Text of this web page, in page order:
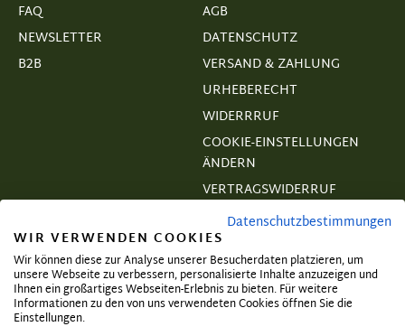
FAQ
NEWSLETTER
B2B
AGB
DATENSCHUTZ
VERSAND & ZAHLUNG
URHEBERECHT
WIDERRRUF
COOKIE-EINSTELLUNGEN
ÄNDERN
VERTRAGSWIDERRUF
Abonnieren und exklusive Angebote
sichern!
Datenschutzbestimmungen
WIR VERWENDEN COOKIES
Wir können diese zur Analyse unserer Besucherdaten platzieren, um
unsere Webseite zu verbessern, personalisierte Inhalte anzuzeigen und
Ihnen ein großartiges Webseiten-Erlebnis zu bieten. Für weitere
Informationen zu den von uns verwendeten Cookies öffnen Sie die
Einstellungen.